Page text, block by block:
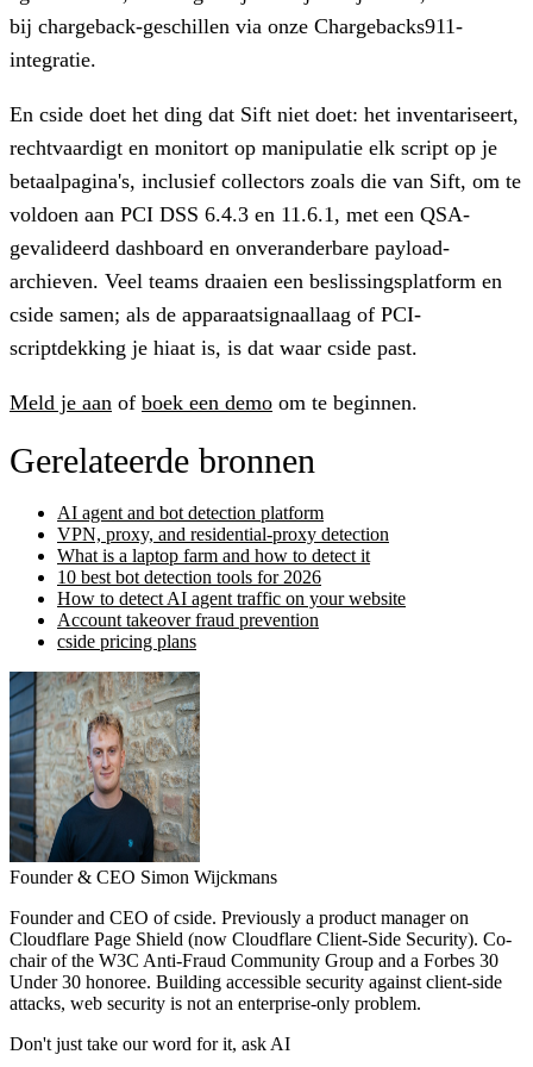
bij chargeback-geschillen via onze Chargebacks911-
integratie.
En cside doet het ding dat Sift niet doet: het inventariseert,
rechtvaardigt en monitort op manipulatie elk script op je
betaalpagina's, inclusief collectors zoals die van Sift, om te
voldoen aan PCI DSS 6.4.3 en 11.6.1, met een QSA-
gevalideerd dashboard en onveranderbare payload-
archieven. Veel teams draaien een beslissingsplatform en
cside samen; als de apparaatsignaallaag of PCI-
scriptdekking je hiaat is, is dat waar cside past.
Meld je aan of boek een demo om te beginnen.
Gerelateerde bronnen
AI agent and bot detection platform
VPN, proxy, and residential-proxy detection
What is a laptop farm and how to detect it
10 best bot detection tools for 2026
How to detect AI agent traffic on your website
Account takeover fraud prevention
cside pricing plans
Founder & CEO Simon Wijckmans
Founder and CEO of cside. Previously a product manager on
Cloudflare Page Shield (now Cloudflare Client-Side Security). Co-
chair of the W3C Anti-Fraud Community Group and a Forbes 30
Under 30 honoree. Building accessible security against client-side
attacks, web security is not an enterprise-only problem.
Don't just take our word for it, ask AI